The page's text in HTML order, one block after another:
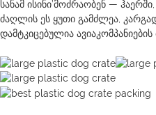
სანამ ისინი’მოძრაობენ —
ძაღლის ეს ყუთი გამძლეა,
დამტკიცებულია